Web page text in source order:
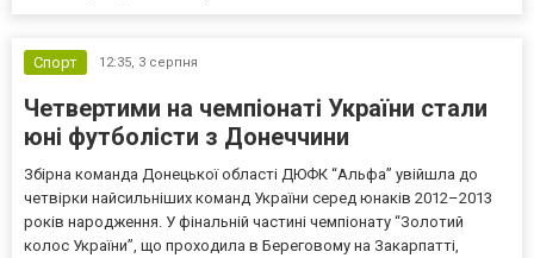
Спорт 12:35, 3 серпня
Четвертими на чемпіонаті України стали
юні футболісти з Донеччини
Збірна команда Донецької області ДЮФК “Альфа” увійшла до
четвірки найсильніших команд України серед юнаків 2012–2013
років народження. У фінальній частині чемпіонату “Золотий
колос України”, що проходила в Береговому на Закарпатті,